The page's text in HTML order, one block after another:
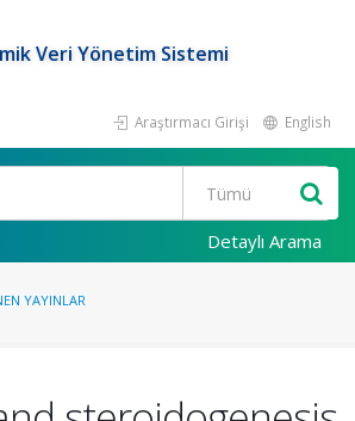
Veri Yönetim Sistemi
Araştırmacı Girişi English
Detaylı Arama
YAYINLAR